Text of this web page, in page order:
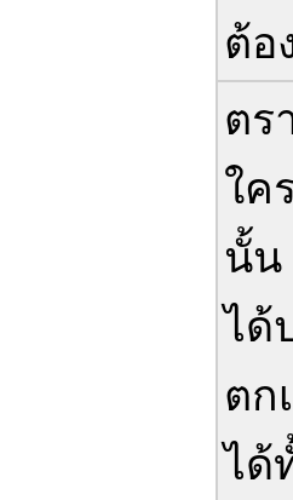
ต้อ
ตร
ใค
นั้น
ได้
ตก
ได้